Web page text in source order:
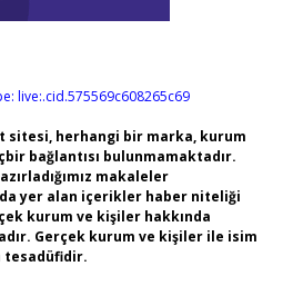
live:.cid.575569c608265c69
sitesi, herhangi bir marka, kurum
bağlantısı bulunmamaktadır.
makaleler
yer alan içerikler haber niteliği
kurum ve kişiler hakkında
Gerçek kurum ve kişiler ile isim
tesadüfidir.